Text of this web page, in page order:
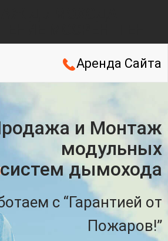
Аренда Сайта
и Монтаж
модульных
систем дымохода
с “Гарантией от
Пожаров!”